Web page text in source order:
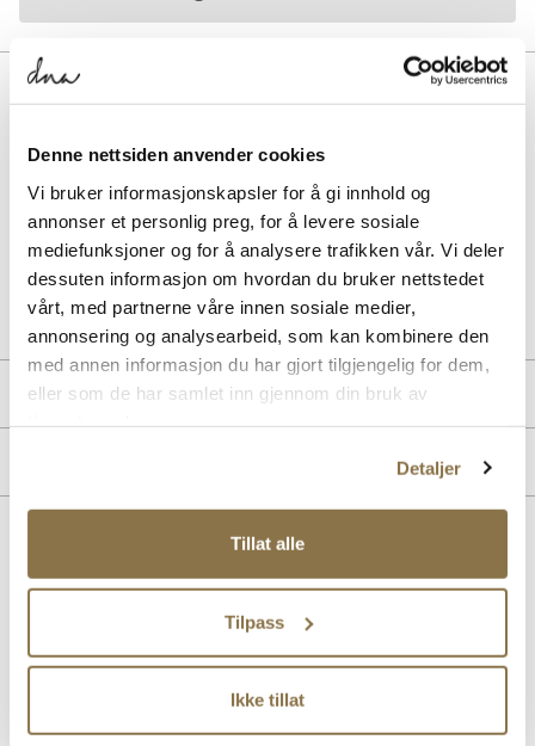
Denne nettsiden anvender cookies
Vi bruker informasjonskapsler for å gi innhold og
annonser et personlig preg, for å levere sosiale
mediefunksjoner og for å analysere trafikken vår. Vi deler
dessuten informasjon om hvordan du bruker nettstedet
vårt, med partnerne våre innen sosiale medier,
annonsering og analysearbeid, som kan kombinere den
med annen informasjon du har gjort tilgjengelig for dem,
eller som de har samlet inn gjennom din bruk av
Detaljer
Tillat alle
Tilpass
Ikke tillat
BESKRIVELSE
design med trendy nagler. Sandalen har myk semsket skinnoverdel
og en anatomisk formet kork-latex-fotseng trukket i semsket skinn
for optimal komfort. Lett EVA-yttersåle gir god demping. Produsert i
Tyskland med fokus på kvalitet og holdbarhet. Farge: taupe.
Art. nr.41253401
Lev. art. nr1029390
PRODUKTDETALJER
Lignende produkter